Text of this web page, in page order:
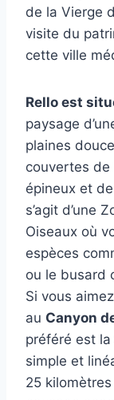
de la Vierge
visite du
cette ville
Rello est
paysage
plaines
couvertes
épineux et
s’agit d’une
Oiseaux où
espèces
ou le busard
Si vous
au Canyon
préféré est
simple et
25